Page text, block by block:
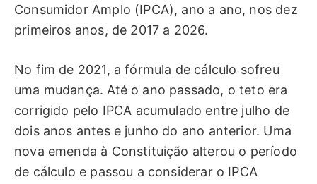
Consumidor Amplo (IPCA), ano a ano, nos dez
primeiros anos, de 2017 a 2026.
No fim de 2021, a fórmula de cálculo sofreu
uma mudança. Até o ano passado, o teto era
corrigido pelo IPCA acumulado entre julho de
dois anos antes e junho do ano anterior. Uma
nova emenda à Constituição alterou o período
de cálculo e passou a considerar o IPCA